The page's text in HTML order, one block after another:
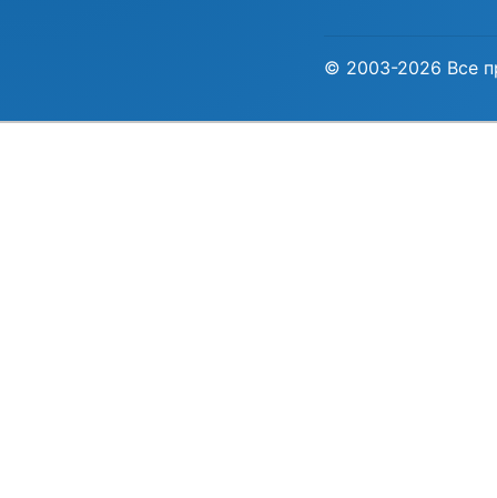
© 2003-2026 Все